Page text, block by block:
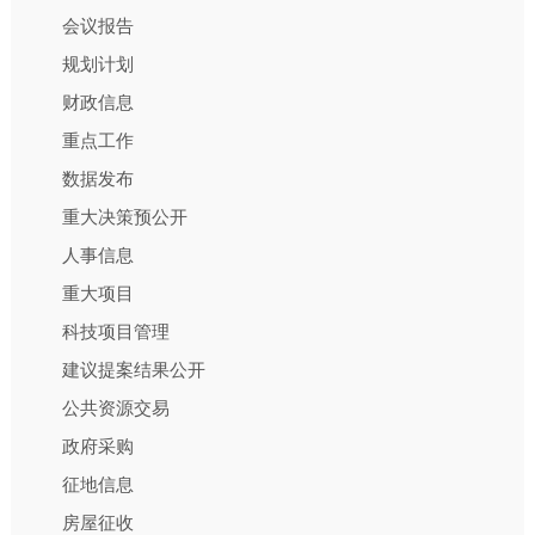
会议报告
规划计划
财政信息
重点工作
数据发布
重大决策预公开
人事信息
重大项目
科技项目管理
建议提案结果公开
公共资源交易
政府采购
征地信息
房屋征收